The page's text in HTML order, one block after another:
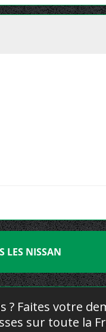
LES NISSAN
Faites votre
sur toute la